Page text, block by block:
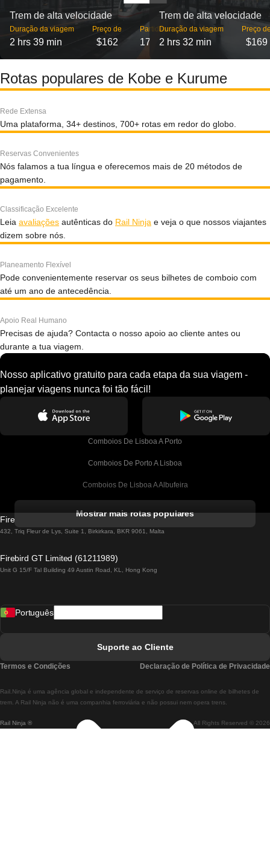
Trem de alta velocidade
Duração da viagem
2 hrs 39 min
Preço de
$162
Partidas
17
Trem de alta velocidade
Duração da viagem
2 hrs 32 min
Preço
$169
Rotas populares de Kobe e Kurume
Rede Extensa
Uma plataforma, 34+ destinos, 700+ rotas em redor do globo.
Reservas Convenientes
Nós falamos a tua língua e oferecemos mais de 20 métodos de
pagamento.
Classificação Excelente
Leia avaliações autênticas do Rail Ninja e veja o que nossos viajantes
dizem sobre nós.
Planeamento Flexível
Pode convenientemente reservar os seus bilhetes de comboio com
até um ano de antecedência.
Apoio Real Humano
Precisas de ajuda? Contacta o nosso apoio ao cliente antes ou
durante a tua viagem.
Nosso aplicativo gratuito para cada etapa da sua viagem -
planejar viagens nunca foi tão fácil!
Comboios De Lisboa A Porto
Comboios De Porto A Lisboa
Comboios De Lisboa A Albufeira
Comboios De Lisboa A Lagos
Comboios De Lisboa A Madrid
Comboios De Lisboa A Braga
Comboios De Braga A Lisboa
Mostrar mais rotas populares
Firebird GT Limited (OC 1451)
432, Triq Fleur de Lys, Suite 1, Birkirkara, BKR 9061, Malta
Firebird GT Limited (61211989)
Unit G 15/F Tal Building 49 Austin Road, KL, Hong Kong
Rail Ninja ® All Rights Reserved © 2026
Rail.Ninja é uma agência global e independente de serviço de reservas online de bilhetes de
trem. A Rail Ninja não é uma companhia ferroviária e não possui nem opera trens.
Português
Suporte ao Cliente
Termos e Condições Declaração de Política de Privacidade